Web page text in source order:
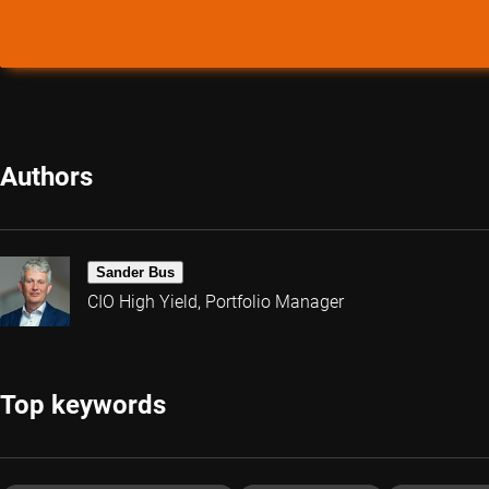
Authors
Sander Bus
CIO High Yield, Portfolio Manager
Top keywords